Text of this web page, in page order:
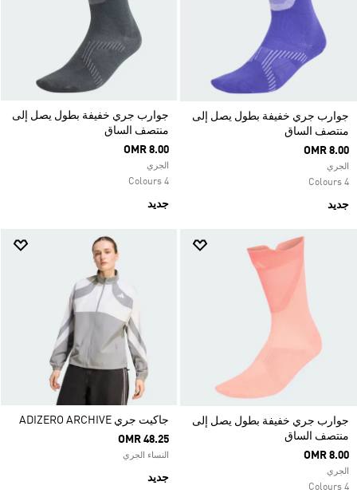
جوارب جري خفيفة بطول يصل إلى
منتصف الساق
OMR 8.00
الجري
4 Colours
جديد
جوارب جري خفيفة بطول يصل إلى
منتصف الساق
OMR 8.00
الجري
4 Colours
جديد
جوارب جري خفيفة بطول يصل إلى
منتصف الساق
OMR 8.00
الجري
4 Colours
جاكيت جري ADIZERO ARCHIVE
OMR 48.25
النساء الجري
جديد